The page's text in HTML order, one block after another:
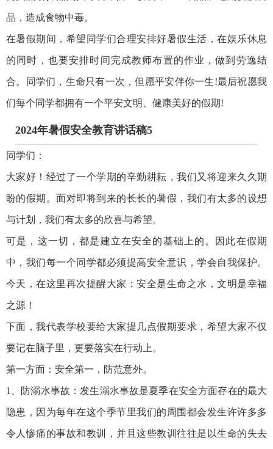
品，造成食物中毒。
在暑假期间，希望同学们合理安排好暑假生活，在娱乐休息
的同时，也要安排时间完成教师布置的作业，做到劳逸结
合。同学们，生命只有一次，但愿平安伴你一生!最后祝愿我
们每个同学都拥有一个平安文明、健康美好的假期!
2024年暑假安全教育讲话稿5
同学们：
大家好！经过了一个学期的辛勤耕耘，我们又将迎来久久期
盼的假期。面对即将到来的长长的暑假，我们有太多的设想
与计划，我们有太多的欣喜与希望。
可是，这一切，都是建立在安全的基础上的。因此在假期
中，我们每一个同学都必须提高安全意识，学会自我保护。
今天，在这里再次提醒大家：安全是生命之水，文明是幸福
之源！
下面，我代表学校要给大家提几点假期要求，希望大家不仅
要记在脑子里，更要落实在行动上。
第一方面：安全第一，防范意外。
1、防溺水事故：发生溺水事故是夏季在安全方面存在的最大
隐患，因为每年在这个季节里我们的周围都会发生许许多多
令人惨痛的事故和教训，并且这些教训往往是以生命的失去